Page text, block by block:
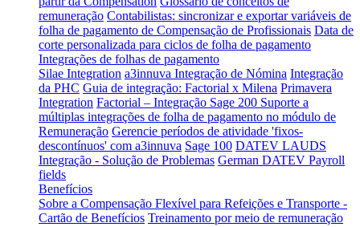
remuneração Contabilistas: sincronizar e exportar variáveis de
folha de pagamento de Compensação de Profissionais Data de
corte personalizada para ciclos de folha de pagamento
Integrações de folhas de pagamento
Silae Integration a3innuva Integração de Nómina Integração
da PHC Guia de integração: Factorial x Milena Primavera
Integration Factorial – Integração Sage 200 Suporte a
múltiplas integrações de folha de pagamento no módulo de
Remuneração Gerencie períodos de atividade 'fixos-
descontínuos' com a3innuva Sage 100 DATEV LAUDS
Integração - Solução de Problemas German DATEV Payroll
fields
Benefícios
Sobre a Compensação Flexível para Refeições e Transporte -
Cartão de Benefícios Treinamento por meio de remuneração